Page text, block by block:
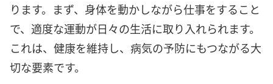
ります。まず、身体を動かしながら仕事をすること
で、適度な運動が日々の生活に取り入れられます。
これは、健康を維持し、病気の予防にもつながる大
切な要素です。